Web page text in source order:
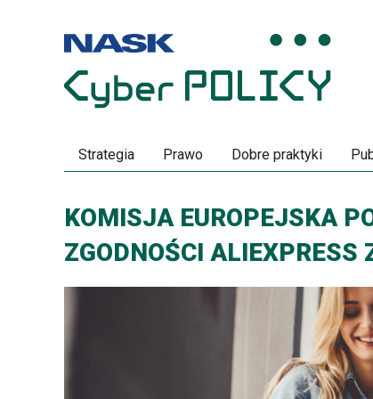
Przeskocz
Przeskocz
Strategia Prawo Dobre praktyki
KOMISJA EUROPEJSKA
ZGODNOŚCI ALIEXPRESS